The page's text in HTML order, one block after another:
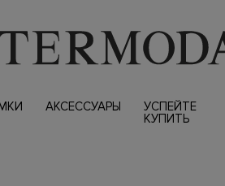
АКСЕССУАРЫ
УСПЕЙТЕ
КУПИТЬ